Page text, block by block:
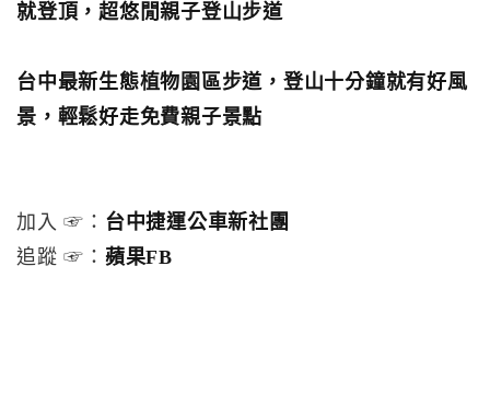
就登頂，超悠閒親子登山步道
台中最新生態植物園區步道，登山十分鐘就有好風
景，輕鬆好走免費親子景點
加入 ☞： 台中捷運公車新社團
追蹤 ☞： 蘋果FB